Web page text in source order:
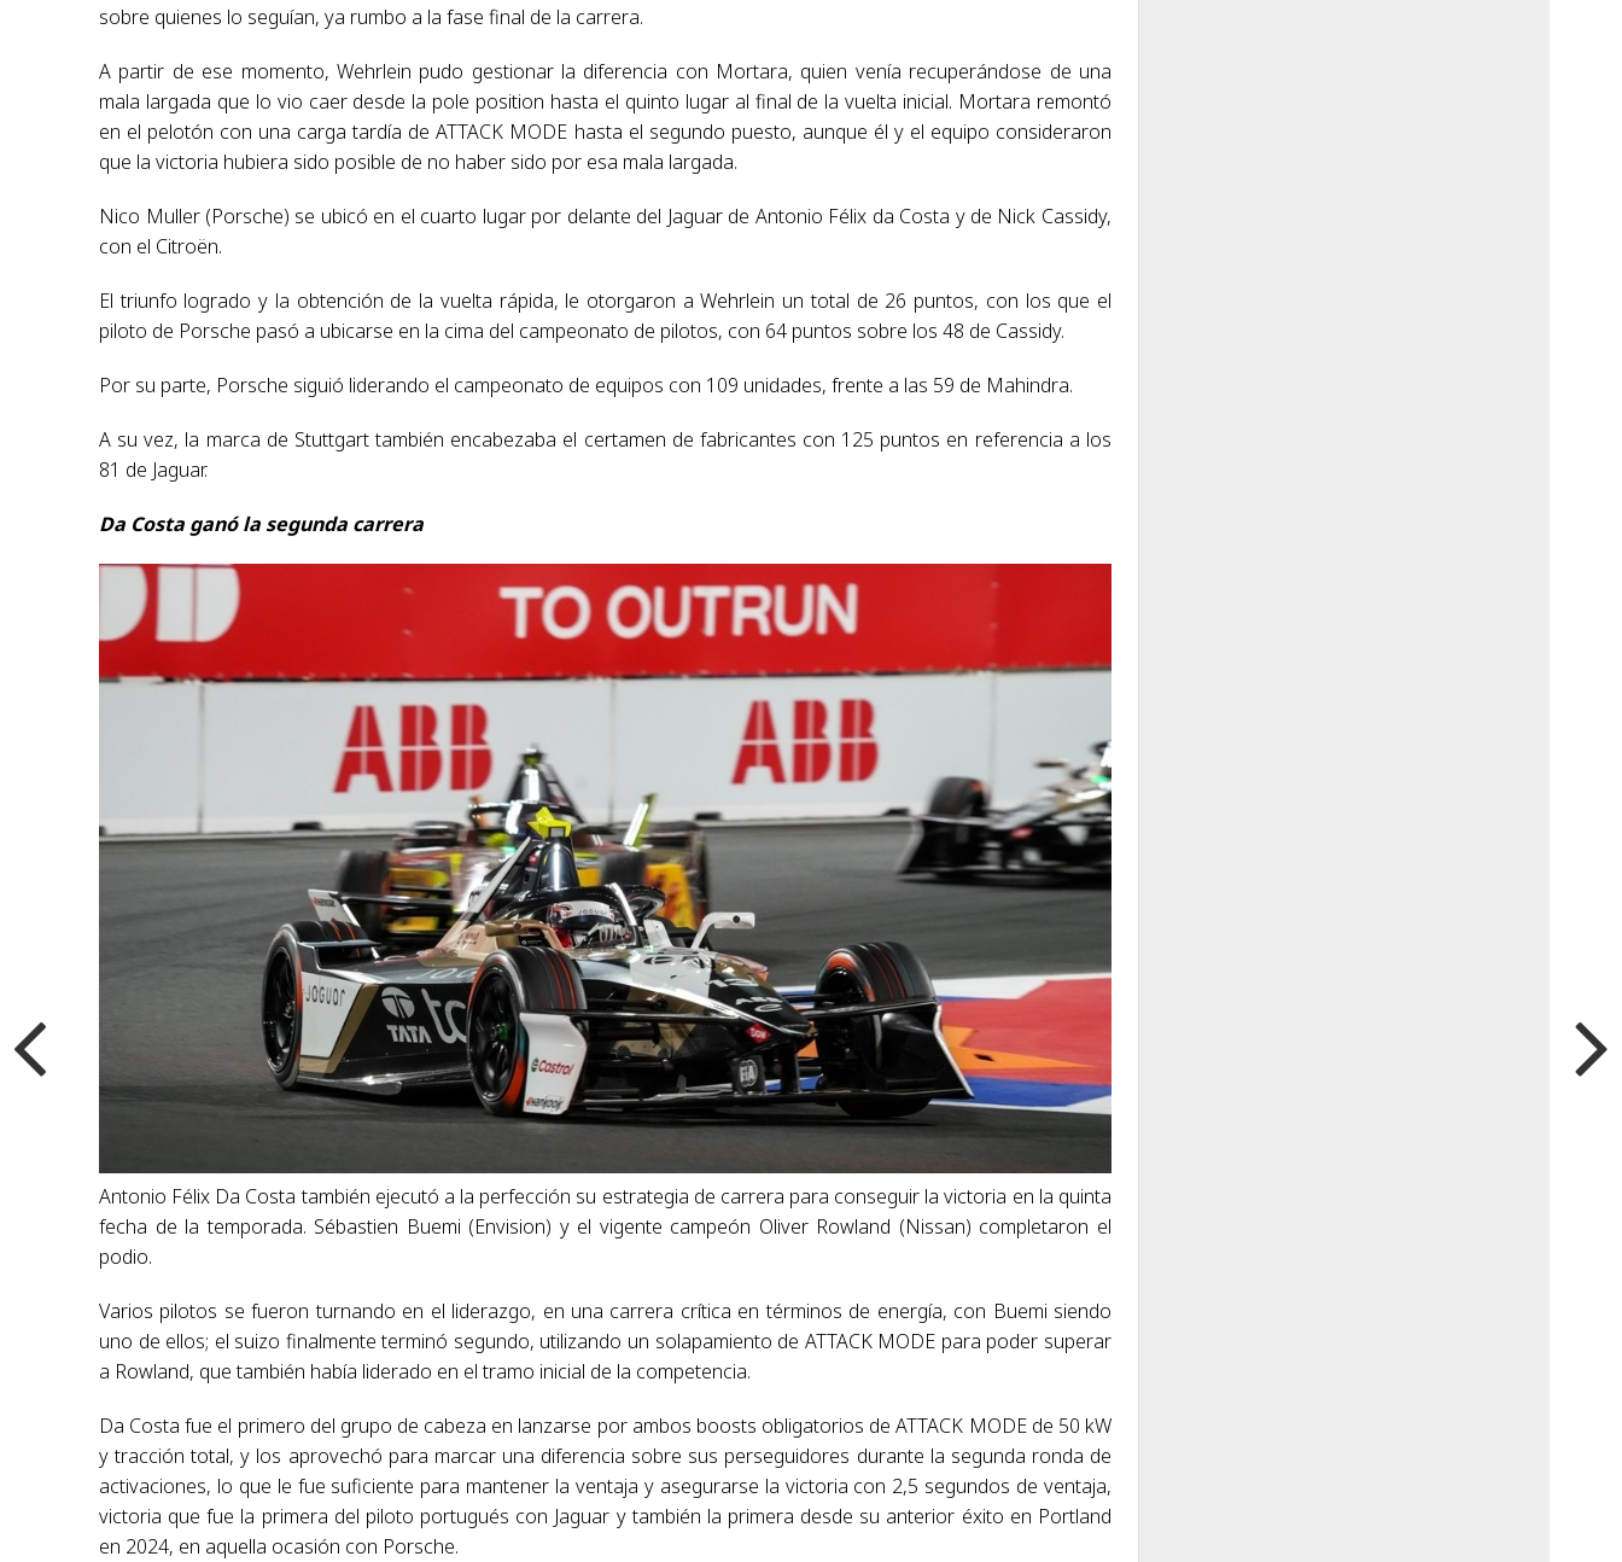
sobre quienes lo seguían, ya rumbo a la fase final de la carrera.
A partir de ese momento, Wehrlein pudo gestionar la diferencia con Mortara, quien venía recuperándose de una
mala largada que lo vio caer desde la pole position hasta el quinto lugar al final de la vuelta inicial. Mortara remontó
en el pelotón con una carga tardía de ATTACK MODE hasta el segundo puesto, aunque él y el equipo consideraron
que la victoria hubiera sido posible de no haber sido por esa mala largada.
Nico Muller (Porsche) se ubicó en el cuarto lugar por delante del Jaguar de Antonio Félix da Costa y de Nick Cassidy,
con el Citroën.
El triunfo logrado y la obtención de la vuelta rápida, le otorgaron a Wehrlein un total de 26 puntos, con los que el
piloto de Porsche pasó a ubicarse en la cima del campeonato de pilotos, con 64 puntos sobre los 48 de Cassidy.
Por su parte, Porsche siguió liderando el campeonato de equipos con 109 unidades, frente a las 59 de Mahindra.
A su vez, la marca de Stuttgart también encabezaba el certamen de fabricantes con 125 puntos en referencia a los
81 de Jaguar.
Da Costa ganó la segunda carrera
Antonio Félix Da Costa también ejecutó a la perfección su estrategia de carrera para conseguir la victoria en la quinta
fecha de la temporada. Sébastien Buemi (Envision) y el vigente campeón Oliver Rowland (Nissan) completaron el
podio.
Varios pilotos se fueron turnando en el liderazgo, en una carrera crítica en términos de energía, con Buemi siendo
uno de ellos; el suizo finalmente terminó segundo, utilizando un solapamiento de ATTACK MODE para poder superar
a Rowland, que también había liderado en el tramo inicial de la competencia.
Da Costa fue el primero del grupo de cabeza en lanzarse por ambos boosts obligatorios de ATTACK MODE de 50 kW
y tracción total, y los aprovechó para marcar una diferencia sobre sus perseguidores durante la segunda ronda de
activaciones, lo que le fue suficiente para mantener la ventaja y asegurarse la victoria con 2,5 segundos de ventaja,
victoria que fue la primera del piloto portugués con Jaguar y también la primera desde su anterior éxito en Portland
en 2024, en aquella ocasión con Porsche.